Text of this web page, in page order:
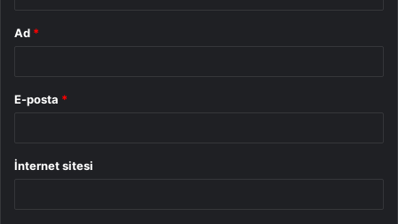
Ad *
E-posta *
İnternet sitesi